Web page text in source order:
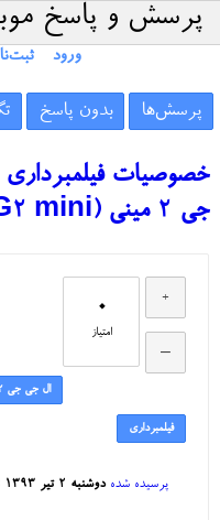
پرسش و پاسخ
ورود
پرسش‌ها بدون پاسخ
خصوصیات
جی 2 مینی (LG G2 mini) چیست؟
0
امتیاز
ال جی جی ۲ مینی
فیلمبرداری
پرسیده شده دوشنبه ۲ تیر ۱۳۹۳